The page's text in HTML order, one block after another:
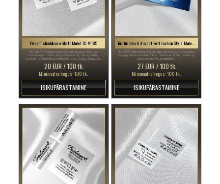
Pesemishoolduse etikett Mudel TC-M185
TC-M185 Valgest satiinist valmistatud rõiva- ja
rõivaaksessuaaride tekstiilist etikett, mis sisaldab
pesemis- ja hooldussümboleid ning kanga koostist.
20 EUR / 100 tk.
Minimaalne kogus: 100 tk.
ISIKUPÄRASTAMINE
TL-M73 Tekstiilist etikett, mis on trükitud hõbedase
kirjaga satiinmudelile TL-73 Fashion Style, riietele ja
erinevatele rõivaesemetele.
27 EUR / 100 tk.
Minimaalne kogus: 100 tk.
ISIKUPÄRASTAMINE